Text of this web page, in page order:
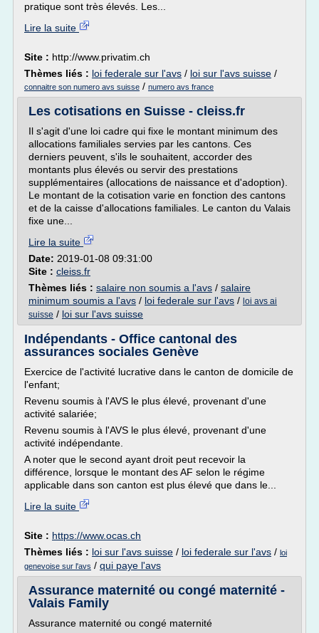
pratique sont très élevés. Les...
Lire la suite
Site : http://www.privatim.ch
Thèmes liés : loi federale sur l'avs / loi sur l'avs suisse /
connaitre son numero avs suisse / numero avs france
Les cotisations en Suisse - cleiss.fr
Il s'agit d'une loi cadre qui fixe le montant minimum des
allocations familiales servies par les cantons. Ces
derniers peuvent, s'ils le souhaitent, accorder des
montants plus élevés ou servir des prestations
supplémentaires (allocations de naissance et d'adoption).
Le montant de la cotisation varie en fonction des cantons
et de la caisse d'allocations familiales. Le canton du Valais
fixe une...
Lire la suite
Date: 2019-01-08 09:31:00
Site : cleiss.fr
Thèmes liés : salaire non soumis a l'avs / salaire
minimum soumis a l'avs / loi federale sur l'avs / loi avs ai
suisse / loi sur l'avs suisse
Indépendants - Office cantonal des
assurances sociales Genève
Exercice de l'activité lucrative dans le canton de domicile de
l'enfant;
Revenu soumis à l'AVS le plus élevé, provenant d'une
activité salariée;
Revenu soumis à l'AVS le plus élevé, provenant d'une
activité indépendante.
A noter que le second ayant droit peut recevoir la
différence, lorsque le montant des AF selon le régime
applicable dans son canton est plus élevé que dans le...
Lire la suite
Site : https://www.ocas.ch
Thèmes liés : loi sur l'avs suisse / loi federale sur l'avs / loi
genevoise sur l'avs / qui paye l'avs
Assurance maternité ou congé maternité -
Valais Family
Assurance maternité ou congé maternité